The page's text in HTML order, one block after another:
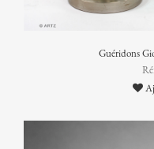
Guéridons